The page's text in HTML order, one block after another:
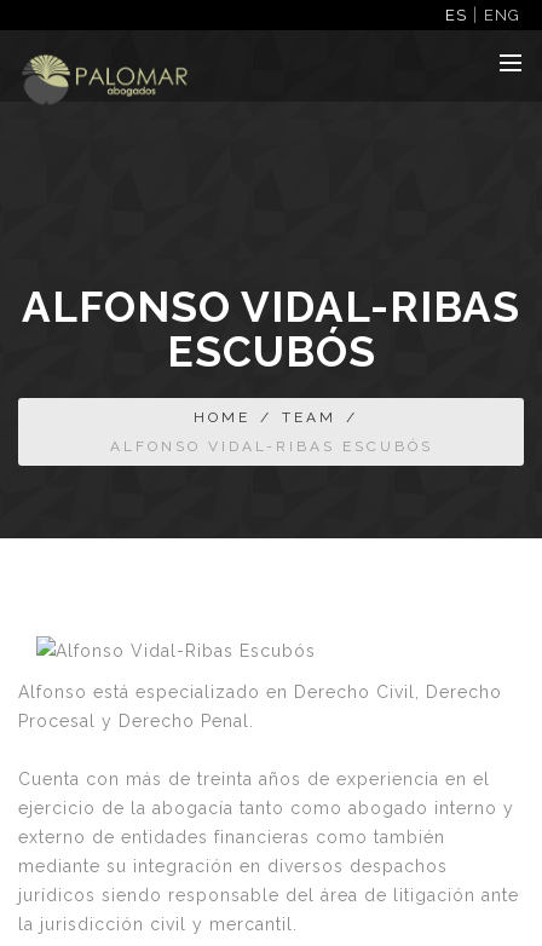
ES ENG
ALFONSO VIDAL-RIBAS
ESCUBÓS
HOME / TEAM
/
ALFONSO VIDAL-RIBAS ESCUBÓS
Alfonso está especializado en Derecho Civil, Derecho
Procesal y Derecho Penal.
Cuenta con más de treinta años de experiencia en el
ejercicio de la abogacía tanto como abogado interno y
externo de entidades financieras como también
mediante su integración en diversos despachos
jurídicos siendo responsable del área de litigación ante
la jurisdicción civil y mercantil.